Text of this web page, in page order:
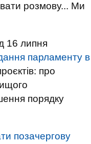
розмову... Ми
16 липня
парламенту в
про
порядку
позачергову